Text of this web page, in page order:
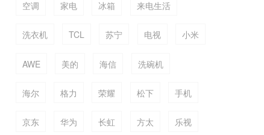
空调 家电 冰箱 来电生活
洗衣机 TCL 苏宁 电视 小米
AWE 美的 海信 洗碗机
海尔 格力 荣耀 松下 手机
京东 华为 长虹 方太 乐视